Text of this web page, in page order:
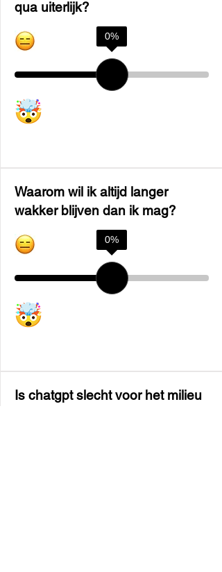
qua uiterlijk?
0%
Waarom wil ik altijd langer
wakker blijven dan ik mag?
0%
Is chatgpt slecht voor het milieu